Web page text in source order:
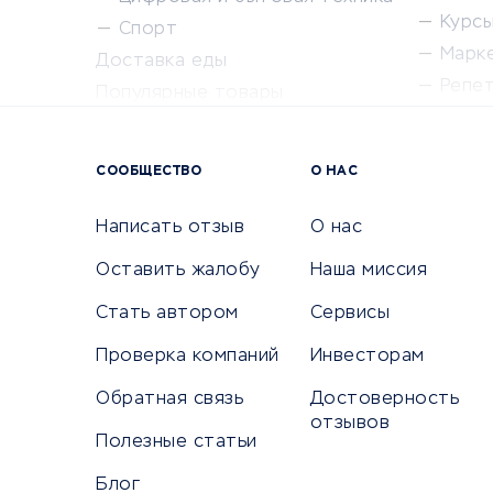
Спорт
Доставка еды
Кредитные карты
Дебетовые карты
Микрофинансовые организации
СООБЩЕСТВО
Написать отзыв
Оставить жалобу
Стать автором
Проверка компаний
Обратная связь
Полезные статьи
Блог
О НАС
О нас
Наша миссия
Сервисы
Инвесторам
Достоверность
отзывов